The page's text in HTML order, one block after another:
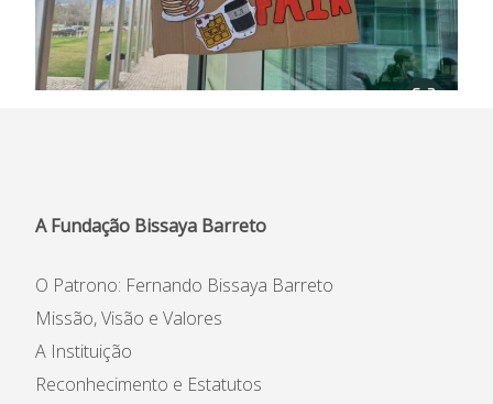
A Fundação Bissaya Barreto
O Patrono: Fernando Bissaya Barreto
Missão, Visão e Valores
A Instituição
Reconhecimento e Estatutos